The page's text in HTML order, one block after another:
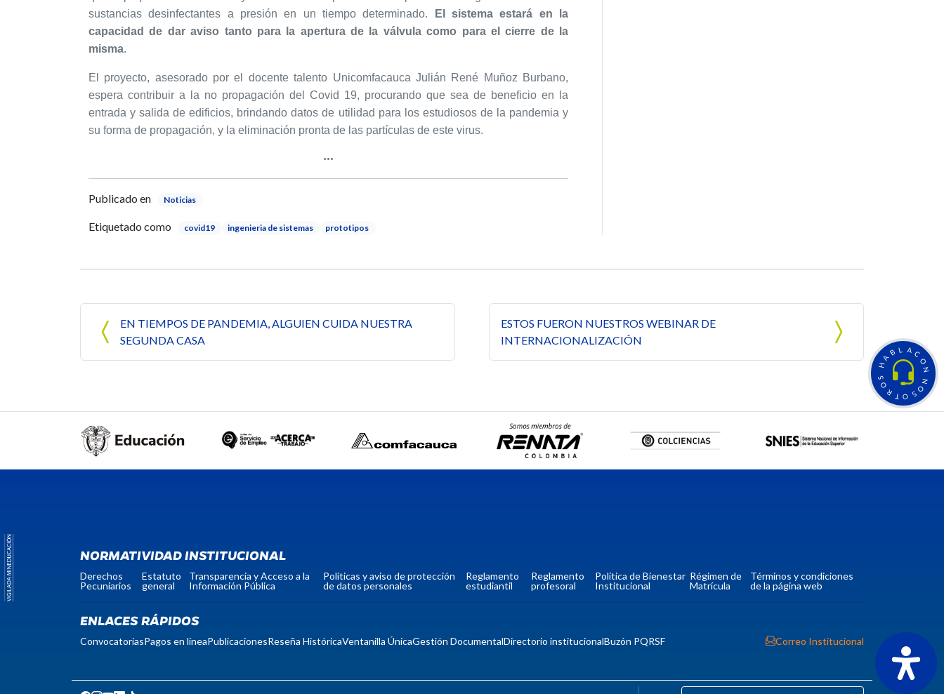
H
A
B L A C
O
N
N
O
S
O
T
R
O
S
sustancias desinfectantes a presión en un tiempo determinado. El sistema estará en la
capacidad de dar aviso tanto para la apertura de la válvula como para el cierre de la
misma.
El proyecto, asesorado por el docente talento Unicomfacauca Julián René Muñoz Burbano,
espera contribuir a la no propagación del Covid 19, procurando que sea de beneficio en la
entrada y salida de edificios, brindando datos de utilidad para los estudiosos de la pandemia y
su forma de propagación, y la eliminación pronta de las partículas de este virus.
Publicado en Noticias
Etiquetado como covid19 ingenieria de sistemas prototipos
Navegación de entradas
EN TIEMPOS DE PANDEMIA, ALGUIEN CUIDA NUESTRA
SEGUNDA CASA
ESTOS FUERON NUESTROS WEBINAR DE
INTERNACIONALIZACIÓN
NORMATIVIDAD INSTITUCIONAL
Derechos
Pecuniarios
Estatuto
general
Transparencia y Acceso a la
Información Pública
Políticas y aviso de protección
de datos personales
Reglamento
estudiantil
Reglamento
profesoral
Política de Bienestar
Institucional
Régimen de
Matrícula
Términos y condiciones
de la página web
ENLACES RÁPIDOS
ConvocatoriasPagos en líneaPublicacionesReseña HistóricaVentanilla ÚnicaGestión DocumentalDirectorio institucionalBuzón PQRSF Correo Institucional